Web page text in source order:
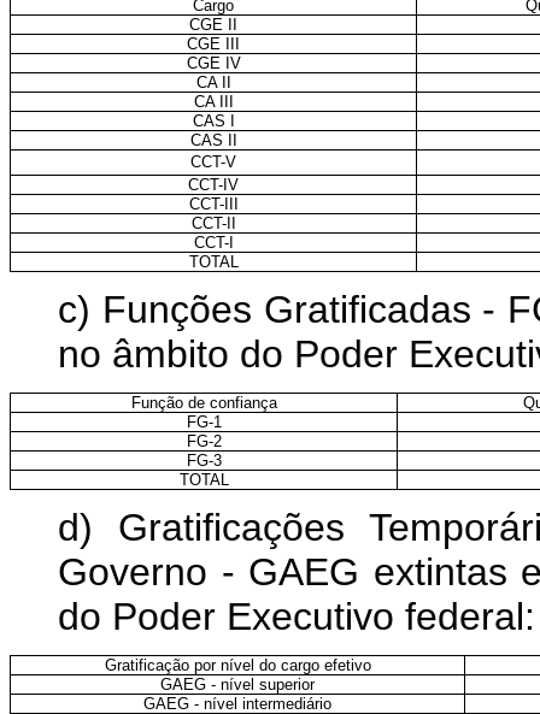
Cargo
CGE II
CGE III
CGE IV
CA II
CA III
CAS I
CAS II
CCT-V
CCT-IV
CCT-III
CCT-II
CCT-I
TOTAL
c) Funções Gratificadas -
no âmbito do Poder
Função de confiança
FG-1
FG-2
FG-3
TOTAL
d) Gratificações
Governo - GAEG extintas
do Poder Executivo federal:
Gratificação por nível do cargo efetivo
GAEG - nível superior
GAEG - nível intermediário